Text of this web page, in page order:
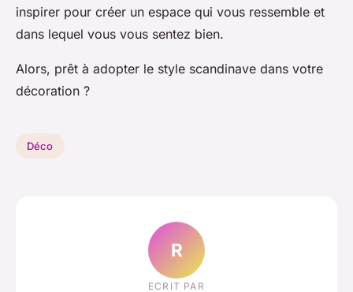
inspirer pour créer un espace qui vous ressemble et
dans lequel vous vous sentez bien.
Alors, prêt à adopter le style scandinave dans votre
décoration ?
Déco
R
ECRIT PAR